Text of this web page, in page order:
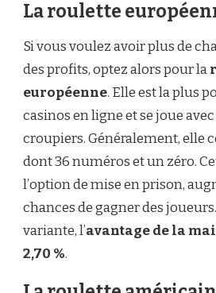
La roulette
Si vous voulez avoir plus de
des profits, optez alors pour la
européenne. Elle est la plus
casinos en ligne et se joue
croupiers. Généralement, elle
dont 36 numéros et un zéro.
l’option de mise en prison,
chances de gagner des
variante, l’avantage de la
2,70 %.